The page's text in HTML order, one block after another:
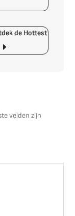
Ruimte
Stijl
de Hottest
velden zijn